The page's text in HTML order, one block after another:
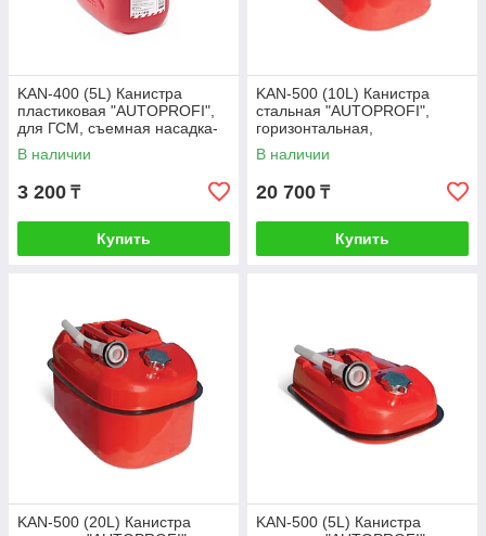
KAN-400 (5L) Канистра
пластиковая "AUTOPROFI",
для ГСМ, съемная насадка-
лейка 5 литров
В наличии
3 200 ₸
Купить
KAN-500 (10L) Канистра
стальная "AUTOPROFI",
горизонтальная,
оцинкованная,горловина с
навинчив. крыш
В наличии
20 700 ₸
Купить
KAN-500 (20L) Канистра
KAN-500 (5L) Канистра